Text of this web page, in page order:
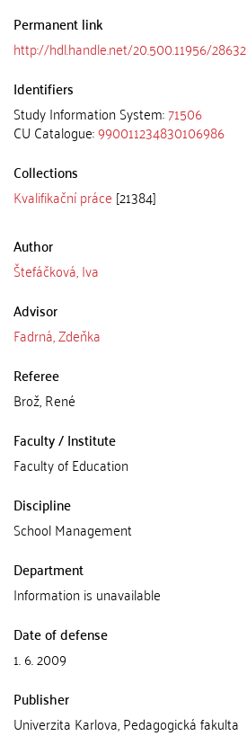
Permanent link
http://hdl.handle.net/20.500.11956/28632
Identifiers
Study Information System:71506
CU Catalogue:990011234830106986
Collections
Kvalifikační práce [21384]
Author
Štefáčková, Iva
Advisor
Fadrná, Zdeňka
Referee
Brož, René
Faculty / Institute
Faculty of Education
Discipline
School Management
Department
Information is unavailable
Date of defense
1. 6. 2009
Publisher
Univerzita Karlova, Pedagogická fakulta